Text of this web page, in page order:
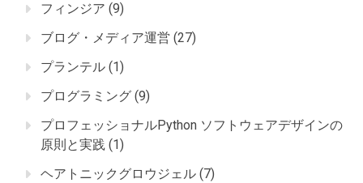
フィンジア (9)
ブログ・メディア運営 (27)
プランテル (1)
プログラミング (9)
プロフェッショナルPython ソフトウェアデザインの
原則と実践 (1)
ヘアトニックグロウジェル (7)